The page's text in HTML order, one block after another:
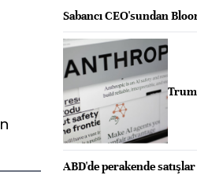
Sabancı CEO'sundan
ABD'de perakende